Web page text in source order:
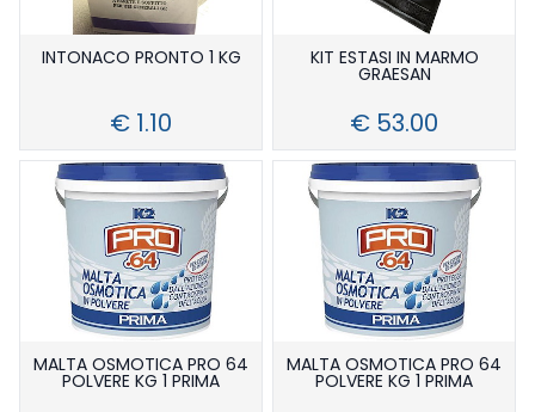
INTONACO PRONTO 1 KG
€ 1.10
KIT ESTASI IN MARMO
GRAESAN
€ 53.00
MALTA OSMOTICA PRO 64
POLVERE KG 1 PRIMA
MALTA OSMOTICA PRO 64
POLVERE KG 1 PRIMA